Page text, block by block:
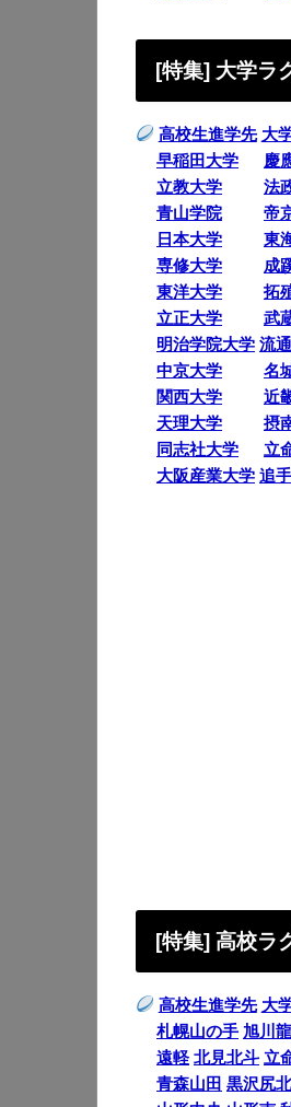
[特集] 大学ラ
高校生進学先 大
早稲田大学
慶
立教大学
法
青山学院
帝
日本大学
東
専修大学
成
東洋大学
拓
立正大学
武
明治学院大学 流
中京大学
名
関西大学
近
天理大学
摂
同志社大学
立
大阪産業大学 追
[特集] 高校ラ
高校生進学先 大
札幌山の手 旭川
遠軽 北見北斗 立
青森山田 黒沢尻北